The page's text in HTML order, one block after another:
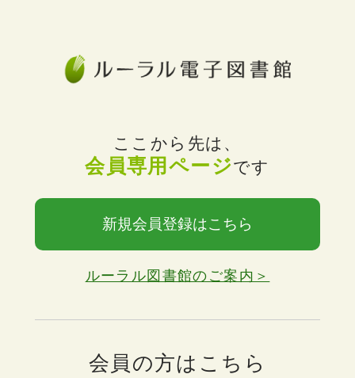
ここから先は、
会員専用ページです
新規会員登録はこちら
ルーラル図書館のご案内＞
会員の方はこちら